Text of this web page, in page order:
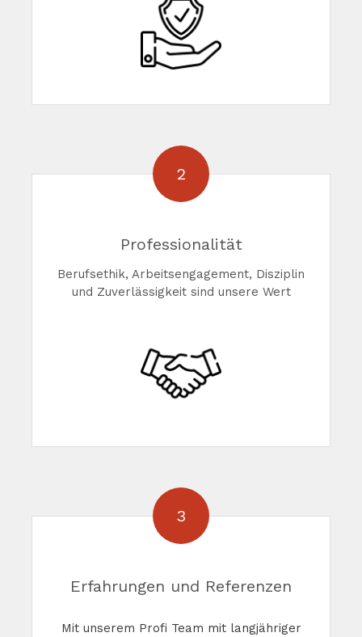
2
Professionalität
Berufsethik, Arbeitsengagement, Disziplin
und Zuverlässigkeit sind unsere Wert
3
Erfahrungen und Referenzen
Mit unserem Profi Team mit langjähriger